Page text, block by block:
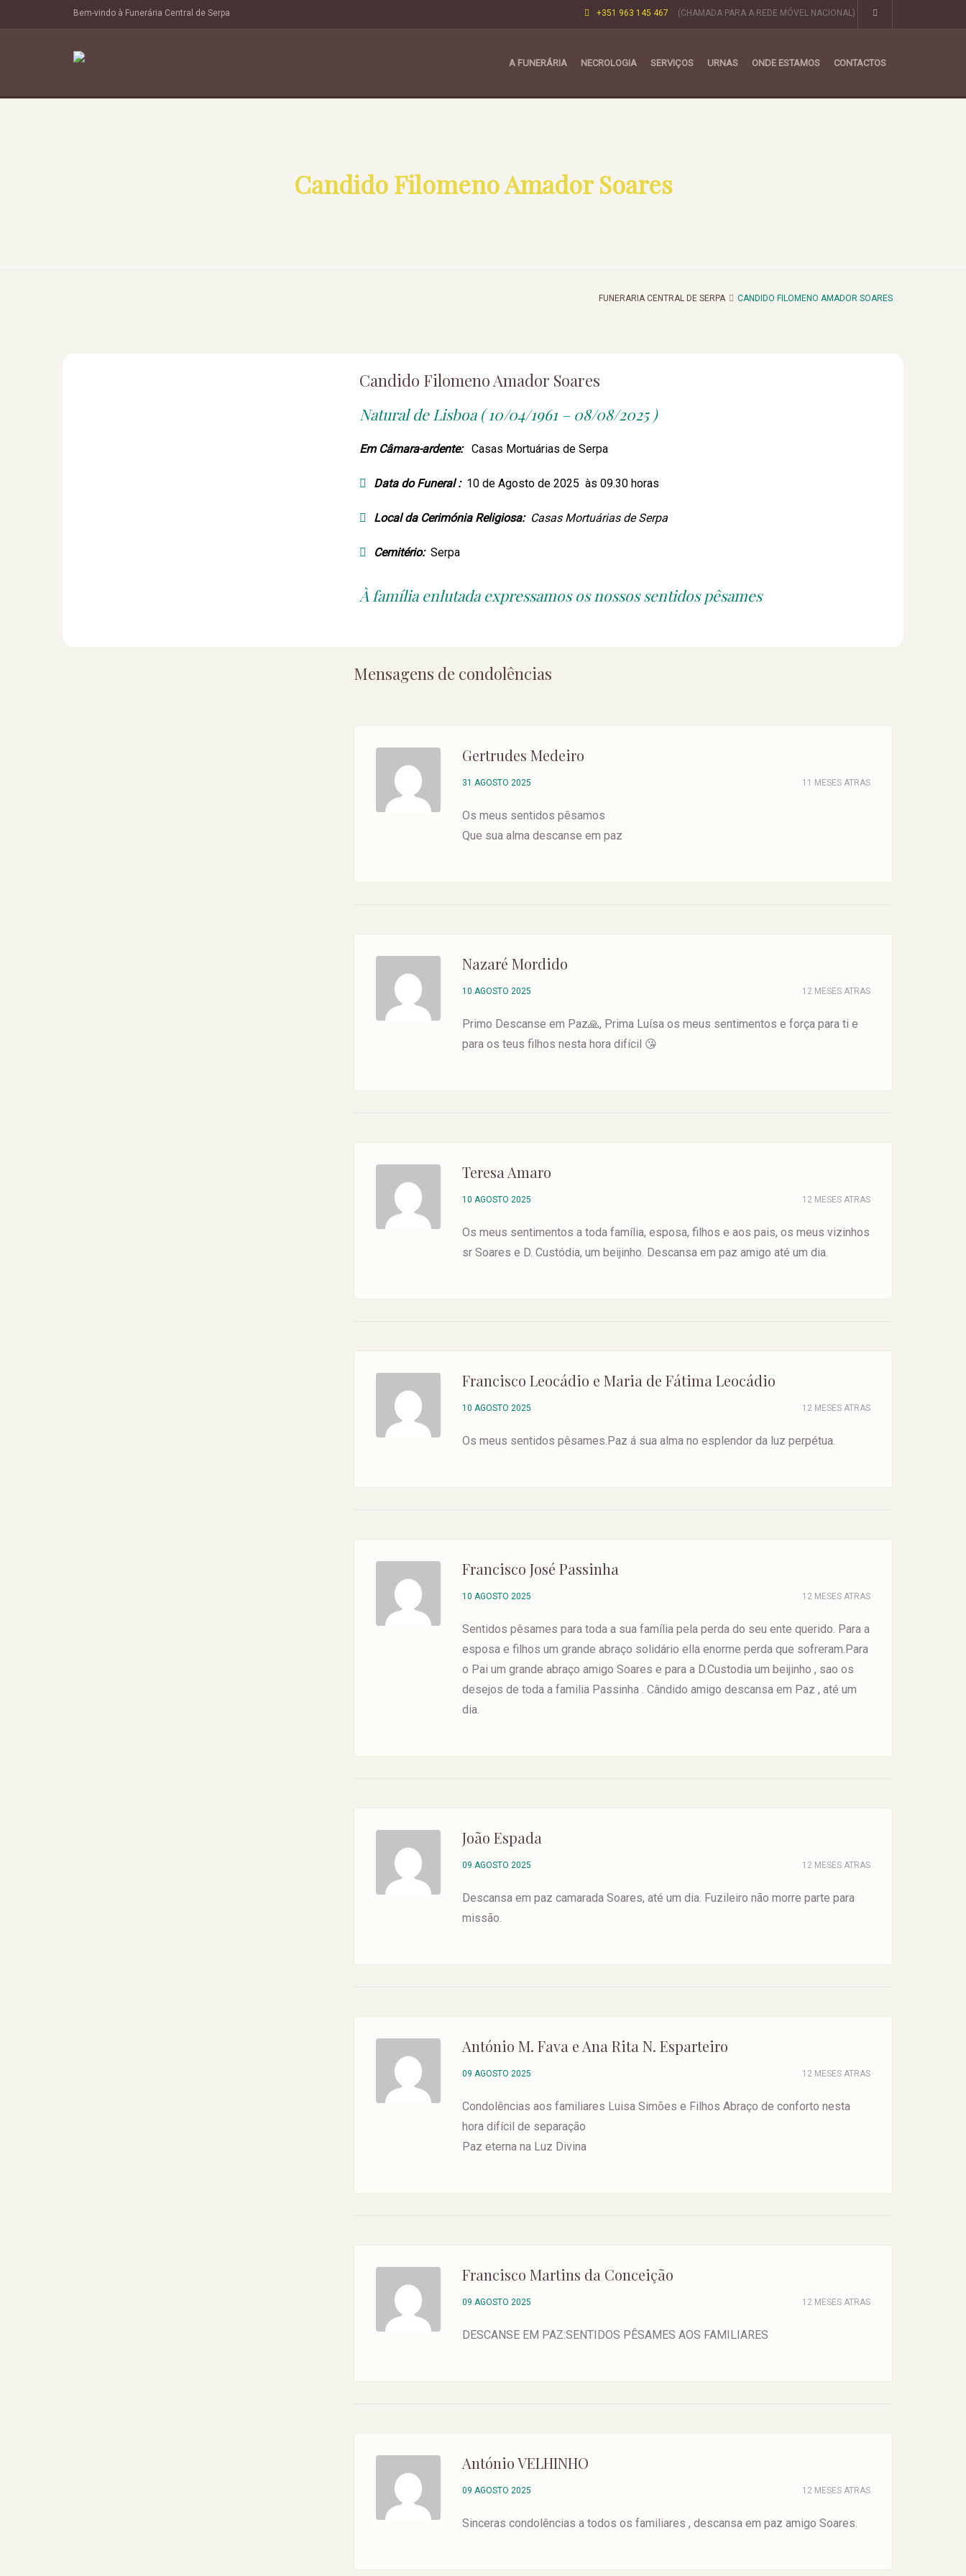
Bem-vindo à Funerária Central de Serpa +351 963 145 467 (CHAMADA PARA A REDE MÓVEL NACIONAL)
A FUNERÁRIA NECROLOGIA SERVIÇOS URNAS ONDE ESTAMOS CONTACTOS
Candido Filomeno Amador Soares
FUNERARIA CENTRAL DE SERPA CANDIDO FILOMENO AMADOR SOARES
Candido Filomeno Amador Soares
Natural de Lisboa ( 10/04/1961 – 08/08/2025 )
Em Câmara-ardente: Casas Mortuárias de Serpa
Data do Funeral : 10 de Agosto de 2025 às 09.30 horas
Local da Cerimónia Religiosa: Casas Mortuárias de Serpa
Cemitério:Serpa
À família enlutada expressamos os nossos sentidos pêsames
Mensagens de condolências
Gertrudes Medeiro
31 AGOSTO 2025 11 MESES ATRAS
Os meus sentidos pêsamos
Que sua alma descanse em paz
Nazaré Mordido
10 AGOSTO 2025 12 MESES ATRAS
Primo Descanse em Paz🙏, Prima Luísa os meus sentimentos e força para ti e
para os teus filhos nesta hora difícil 😘
Teresa Amaro
10 AGOSTO 2025 12 MESES ATRAS
Os meus sentimentos a toda família, esposa, filhos e aos pais, os meus vizinhos
sr Soares e D. Custódia, um beijinho. Descansa em paz amigo até um dia.
Francisco Leocádio e Maria de Fátima Leocádio
10 AGOSTO 2025 12 MESES ATRAS
Os meus sentidos pêsames.Paz á sua alma no esplendor da luz perpétua.
Francisco José Passinha
10 AGOSTO 2025 12 MESES ATRAS
Sentidos pêsames para toda a sua família pela perda do seu ente querido. Para a
esposa e filhos um grande abraço solidário ella enorme perda que sofreram.Para
o Pai um grande abraço amigo Soares e para a D.Custodia um beijinho , sao os
desejos de toda a familia Passinha . Cândido amigo descansa em Paz , até um
dia.
João Espada
09 AGOSTO 2025 12 MESES ATRAS
Descansa em paz camarada Soares, até um dia. Fuzileiro não morre parte para
missão.
António M. Fava e Ana Rita N. Esparteiro
09 AGOSTO 2025 12 MESES ATRAS
Condolências aos familiares Luisa Simões e Filhos Abraço de conforto nesta
hora difícil de separação
Paz eterna na Luz Divina
Francisco Martins da Conceição
09 AGOSTO 2025 12 MESES ATRAS
DESCANSE EM PAZ:SENTIDOS PÊSAMES AOS FAMILIARES
António VELHINHO
09 AGOSTO 2025 12 MESES ATRAS
Sinceras condolências a todos os familiares , descansa em paz amigo Soares.